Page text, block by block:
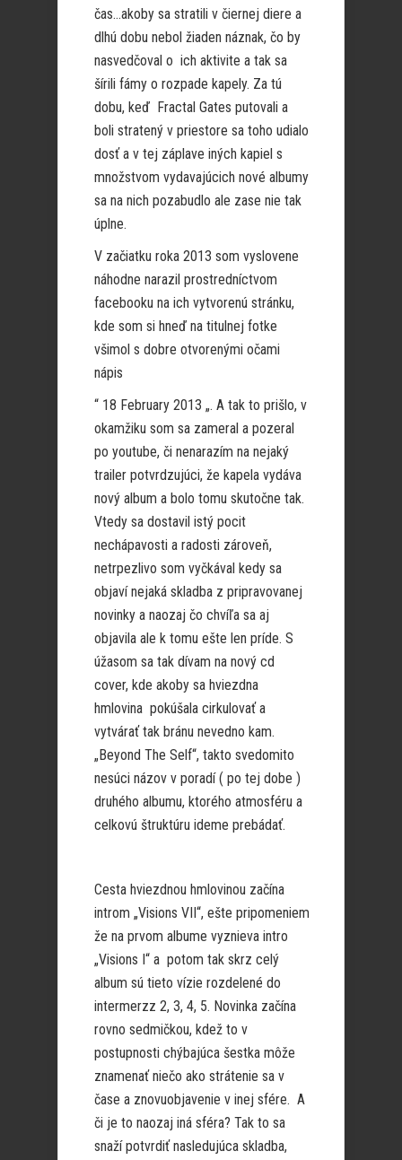
čas…akoby sa stratili v čiernej diere a
dlhú dobu nebol žiaden náznak, čo by
nasvedčoval o ich aktivite a tak sa
šírili fámy o rozpade kapely. Za tú
dobu, keď Fractal Gates putovali a
boli stratený v priestore sa toho udialo
dosť a v tej záplave iných kapiel s
množstvom vydavajúcich nové albumy
sa na nich pozabudlo ale zase nie tak
úplne.
V začiatku roka 2013 som vyslovene
náhodne narazil prostredníctvom
facebooku na ich vytvorenú stránku,
kde som si hneď na titulnej fotke
všimol s dobre otvorenými očami
nápis
“ 18 February 2013 „. A tak to prišlo, v
okamžiku som sa zameral a pozeral
po youtube, či nenarazím na nejaký
trailer potvrdzujúci, že kapela vydáva
nový album a bolo tomu skutočne tak.
Vtedy sa dostavil istý pocit
nechápavosti a radosti zároveň,
netrpezlivo som vyčkával kedy sa
objaví nejaká skladba z pripravovanej
novinky a naozaj čo chvíľa sa aj
objavila ale k tomu ešte len príde. S
úžasom sa tak dívam na nový cd
cover, kde akoby sa hviezdna
hmlovina pokúšala cirkulovať a
vytvárať tak bránu nevedno kam.
„Beyond The Self“, takto svedomito
nesúci názov v poradí ( po tej dobe )
druhého albumu, ktorého atmosféru a
celkovú štruktúru ideme prebádať.
Cesta hviezdnou hmlovinou začína
introm „Visions VII“, ešte pripomeniem
že na prvom albume vyznieva intro
„Visions I“ a potom tak skrz celý
album sú tieto vízie rozdelené do
intermerzz 2, 3, 4, 5. Novinka začína
rovno sedmičkou, kdež to v
postupnosti chýbajúca šestka môže
znamenať niečo ako strátenie sa v
čase a znovuobjavenie v inej sfére. A
či je to naozaj iná sféra? Tak to sa
snaží potvrdiť nasledujúca skladba,